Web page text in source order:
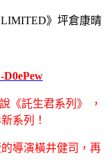
》坪倉康晴
《託生君系列》 ，
系列！
導演橫井健司，再